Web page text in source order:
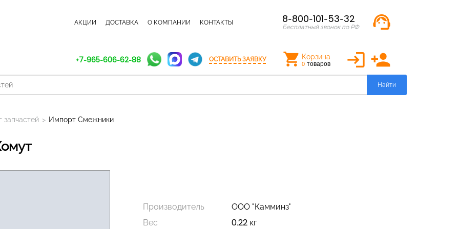
АКЦИИ ДОСТАВКА О КОМПАНИИ КОНТАКТЫ 8-800-101-53-32
Бесплатный звонок по РФ support_agent
+7-965-606-62-88 ОСТАВИТЬ ЗАЯВКУ Корзина
0 товаров login person_add
Найти
запчастей > Импорт Смежники
Производитель
ООО "Камминз"
Вес
0.22 кг